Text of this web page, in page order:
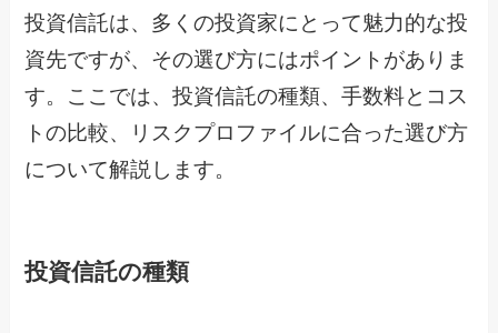
投資信託は、多くの投資家にとって魅力的な投
資先ですが、その選び方にはポイントがありま
す。ここでは、投資信託の種類、手数料とコス
トの比較、リスクプロファイルに合った選び方
について解説します。
投資信託の種類